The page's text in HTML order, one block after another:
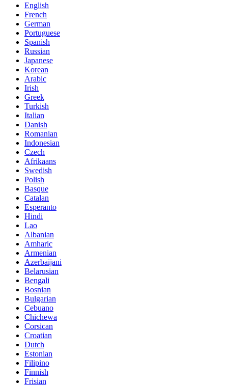
English
French
German
Portuguese
Spanish
Russian
Japanese
Korean
Arabic
Irish
Greek
Turkish
Italian
Danish
Romanian
Indonesian
Czech
Afrikaans
Swedish
Polish
Basque
Catalan
Esperanto
Hindi
Lao
Albanian
Amharic
Armenian
Azerbaijani
Belarusian
Bengali
Bosnian
Bulgarian
Cebuano
Chichewa
Corsican
Croatian
Dutch
Estonian
Filipino
Finnish
Frisian